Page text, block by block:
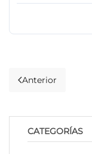
Anterior
CATEGORÍAS